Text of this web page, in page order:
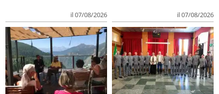
il 07/08/2026 il 07/08/2026